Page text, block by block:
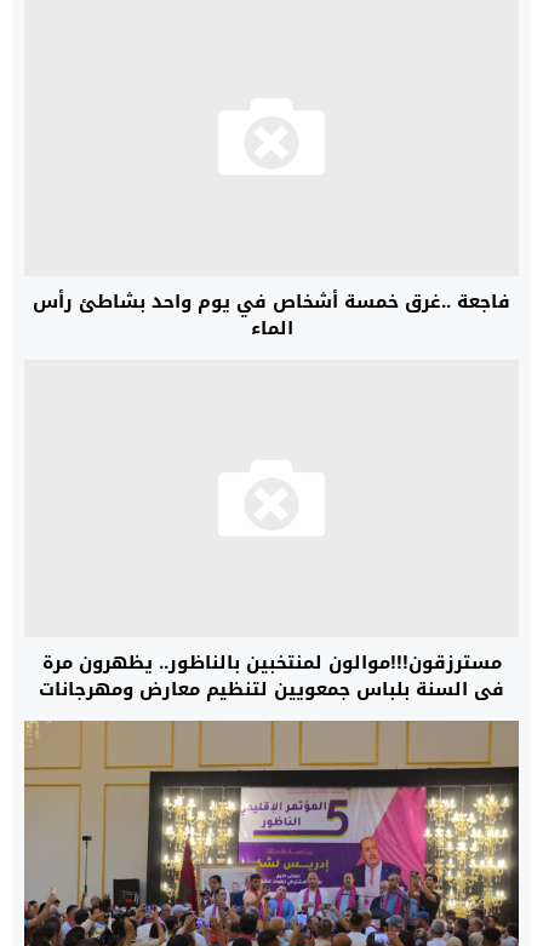
فاجعة ..غرق خمسة أشخاص في يوم واحد بشاطئ رأس
الماء
مسترزقون!!!موالون لمنتخبين بالناظور.. يظهرون مرة
في السنة بلباس جمعويين لتنظيم معارض ومهرجانات
بالمال العام